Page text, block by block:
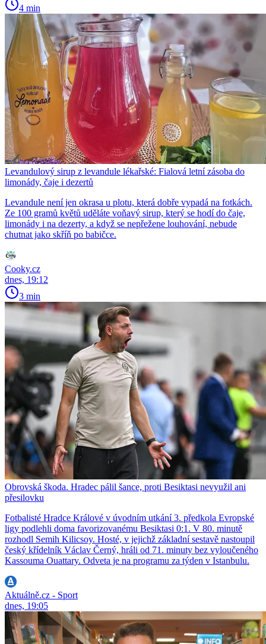
4 min
Levandulový sirup z levandule lékařské: Fialová letní zásoba do
limonády, čaje i dezertů
Levandule není jen okrasa u plotu, která dobře vypadá na fotkách.
Ze 100 gramů květů uděláte voňavý sirup, který se hodí do čaje,
limonády i na dezerty, a když se nepřežene louhování, nebude
chutnat jako skříň po babičce.
Cooky.cz
dnes, 19:12
3 min
Obrovská škoda. Hradec pálil šance, proti Besiktasi nevyužil ani
přesilovku
Fotbalisté Hradce Králové v úvodním utkání 3. předkola Evropské
ligy podlehli doma favorizovanému Besiktasi 0:1. V 80. minutě
rozhodl Semih Kilicsoy. Hosté, v jejichž základní sestavě nastoupil
český křídelník Václav Černý, hráli od 71. minuty bez vyloučeného
Kassouma Ouattary. Odveta je na programu za týden v Istanbulu.
Aktuálně.cz - Sport
dnes, 19:05